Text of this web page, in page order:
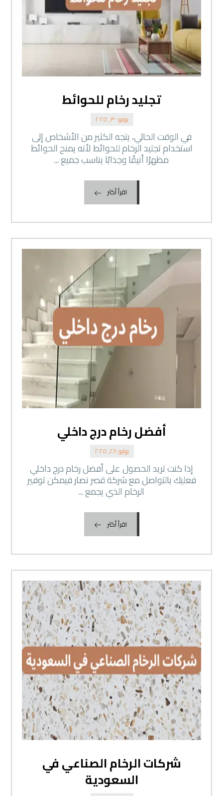
تجليد رخام للحوائط
يونيو ٣٠, ٢٠٢٥
في الوقت الحالي، يتجه الكثير من الأشخاص إلى
استخدام تجليد الرخام للحوائط لأنه يمنح الحوائط
مظهرًا أنيقًا وجذابًا يناسب جميع ...
اقرأ أكثر
أفضل رخام درج داخلي
يونيو ٢٨, ٢٠٢٥
إذا كنت تريد الحصول على أفضل رخام درج داخلي
فعليك بالتواصل مع شركة قصر نصار فيمكن توفير
الرخام الذي يجمع ...
اقرأ أكثر
شركات الرخام الصناعي في
السعودية